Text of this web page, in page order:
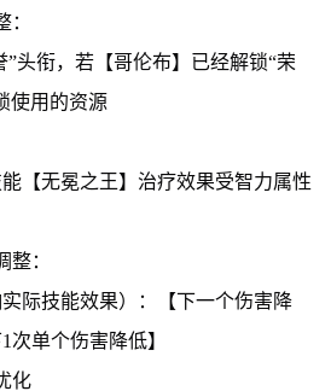
”头衔，若【哥伦布】已经解锁“荣
使用的资源
【无冕之王】治疗效果受智力属性
：
际技能效果）：【下一个伤害降
次单个伤害降低】
化